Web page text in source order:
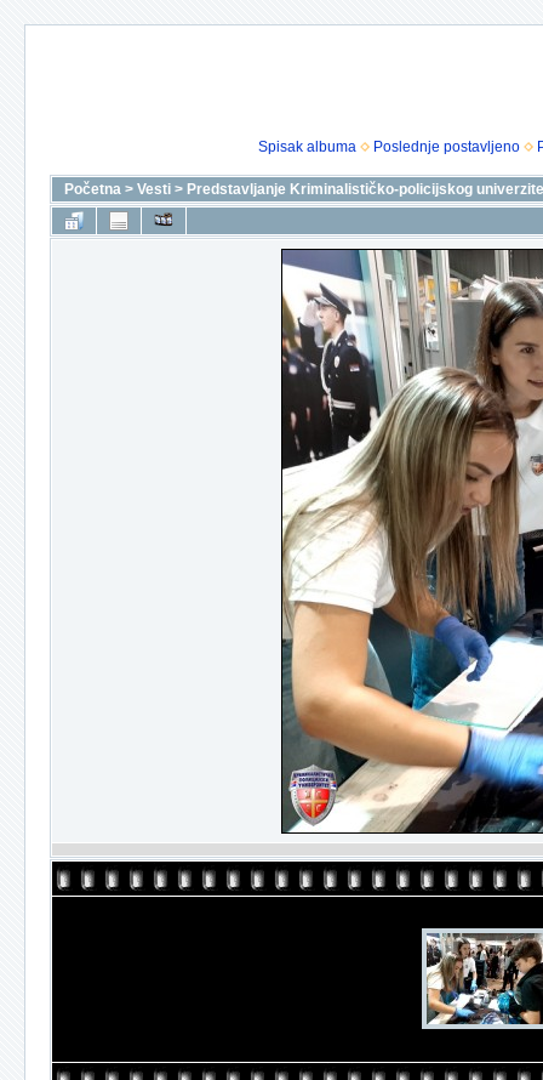
Spisak albuma Poslednje postavljeno
Početna > Vesti > Predstavljanje Kriminalističko-policijskog